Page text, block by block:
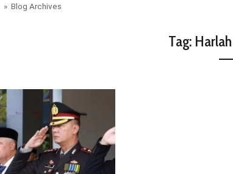
» Blog Archives
Tag: